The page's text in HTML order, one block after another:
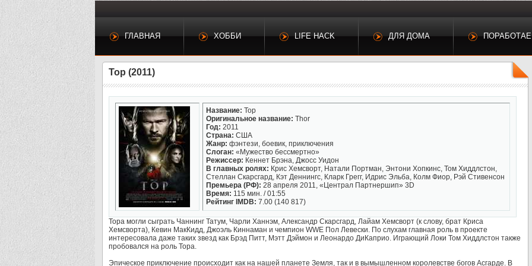
ГЛАВНАЯ ХОББИ LIFE HACK ДЛЯ ДОМА
Тор (2011)
Название: Тор
Оригинальное название: Thor
Год: 2011
Страна: США
Жанр: фэнтези, боевик, приключения
Слоган: «Мужество бессмертно»
Режиссер: Кеннет Брэна, Джосс Уидон
В главных ролях: Крис Хемсворт, Натали Портман, Энтони Хопкинс, Том Хиддлстон,
Стеллан Скарсгард, Кэт Деннингс, Кларк Грегг, Идрис Эльба, Колм Фиор, Рэй Стивенсон
Премьера (РФ): 28 апреля 2011, «Централ Партнершип» 3D
Время: 115 мин. / 01:55
Рейтинг IMDB: 7.00 (140 817)
Тора могли сыграть Чаннинг Татум, Чарли Ханнэм, Александр Скарсгард, Лайам Хемсворт (к слову, брат Криса
Хемсворта), Кевин МакКидд, Джоэль Киннаман и чемпион WWE Пол Левески. По слухам главная роль в проекте
интересовала даже таких звезд как Брэд Питт, Мэтт Дэймон и Леонардо ДиКаприо. Играющий Локи Том Хиддлстон также
пробовался на роль Тора.
Эпическое приключение происходит как на нашей планете Земля, так и в вымышленном королевстве богов Асгарде. В